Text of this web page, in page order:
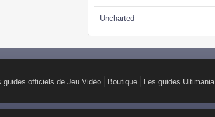
Uncharted
guides officiels de Jeu Vidéo Boutique Les guides Ultimania